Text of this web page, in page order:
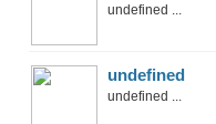
undefined ...
undefined
undefined ...